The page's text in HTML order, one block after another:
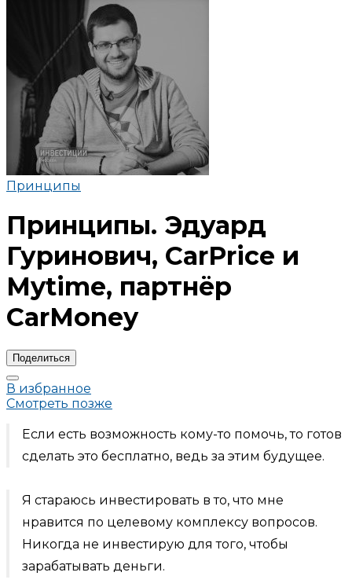
Принципы
Принципы. Эдуард
Гуринович, CarPrice и
Mytime, партнёр
CarMoney
Поделиться
В избранное
Смотреть позже
Если есть возможность кому-то помочь, то готов
сделать это бесплатно, ведь за этим будущее.
Я стараюсь инвестировать в то, что мне
нравится по целевому комплексу вопросов.
Никогда не инвестирую для того, чтобы
зарабатывать деньги.